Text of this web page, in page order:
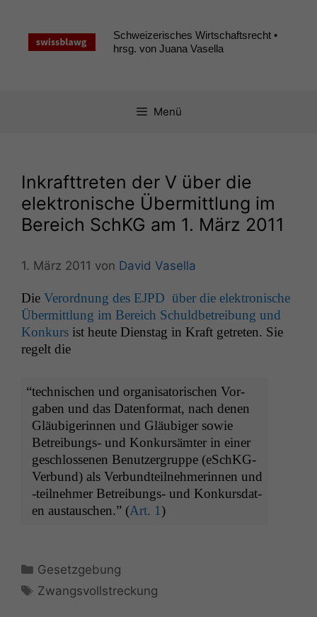
springen
Schweizerisches Wirtschaftsrecht •
hrsg. von Juana Vasella
Menü
Inkrafttreten der V über die
elektronische Übermittlung im
Bereich SchKG am 1. März 2011
1. März 2011 von David Vasella
Die Verord­nung des EJPD über die elek­tro­n­is­che
Über­mit­tlung im Bere­ich Schuld­be­trei­bung und
Konkurs ist heute Dien­stag in Kraft getreten. Sie
regelt die
“tech­nis­chen und organ­isatorischen Vor­
gaben und das Daten­for­mat, nach denen
Gläu­bigerin­nen und Gläu­biger sowie
Betrei­bungs- und Konkursämter in ein­er
geschlosse­nen Benutzer­gruppe (eSchKG-
Ver­bund) als Ver­bundteil­nehmerin­nen und
‑teil­nehmer Betrei­bungs- und Konkurs­dat­
en aus­tauschen.” (Art. 1)
Kategorien
Gesetzgebung
Schlagwörter
Zwangsvollstreckung